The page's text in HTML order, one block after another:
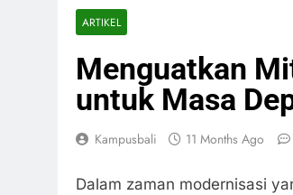
ARTIKEL
Menguatkan
untuk Masa
Kampusbali 11 Months Ago
Dalam zaman modernisasi